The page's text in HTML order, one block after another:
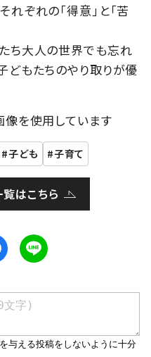
ぞれの「得意」と「苦
ち大人の世界でも忘れ
どもたちのやり取りが優
を使用しています
子ども 子育て
はこちら